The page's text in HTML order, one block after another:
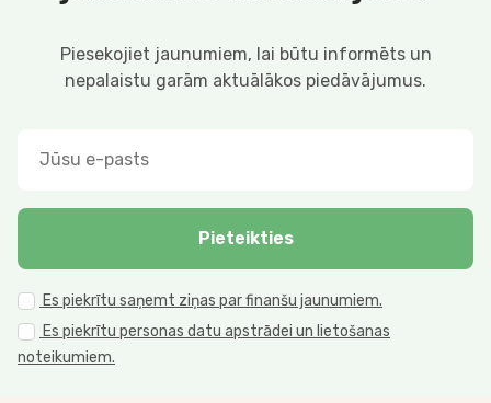
Piesekojiet jaunumiem, lai būtu informēts un
nepalaistu garām aktuālākos piedāvājumus.
Pieteikties
Es piekrītu saņemt ziņas par finanšu jaunumiem.
Es piekrītu personas datu apstrādei un lietošanas
noteikumiem.